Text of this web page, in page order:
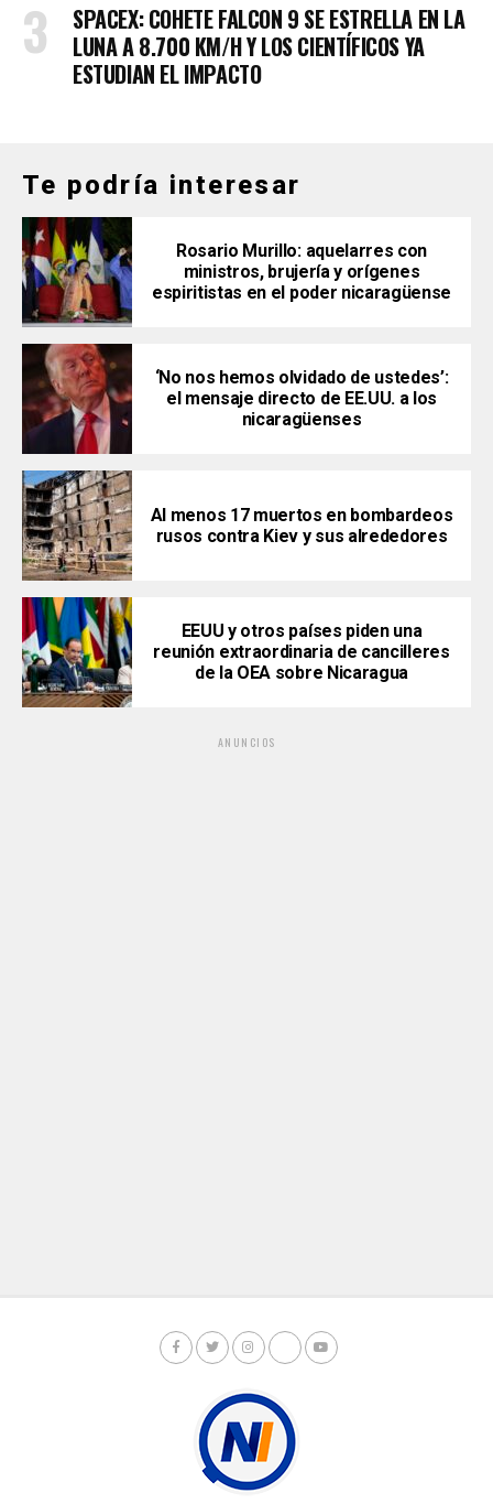
SPACEX: COHETE FALCON 9 SE ESTRELLA EN LA
LUNA A 8.700 KM/H Y LOS CIENTÍFICOS YA
ESTUDIAN EL IMPACTO
Te podría interesar
Rosario Murillo: aquelarres con
ministros, brujería y orígenes
espiritistas en el poder nicaragüense
‘No nos hemos olvidado de ustedes’:
el mensaje directo de EE.UU. a los
nicaragüenses
Al menos 17 muertos en bombardeos
rusos contra Kiev y sus alrededores
EEUU y otros países piden una
reunión extraordinaria de cancilleres
de la OEA sobre Nicaragua
ANUNCIOS